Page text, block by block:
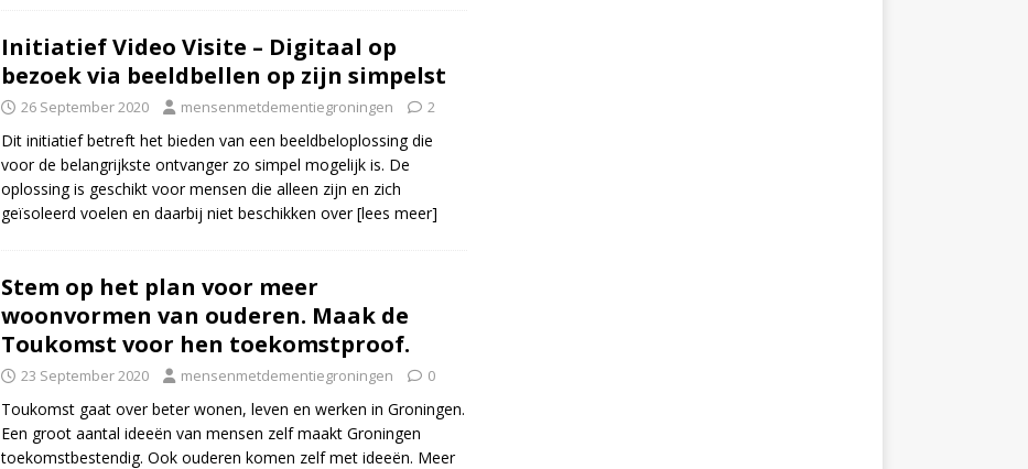
Initiatief Video Visite – Digitaal op
bezoek via beeldbellen op zijn simpelst
26 September 2020 mensenmetdementiegroningen 2
Dit initiatief betreft het bieden van een beeldbeloplossing die
voor de belangrijkste ontvanger zo simpel mogelijk is. De
oplossing is geschikt voor mensen die alleen zijn en zich
geïsoleerd voelen en daarbij niet beschikken over[lees meer]
Stem op het plan voor meer
woonvormen van ouderen. Maak de
Toukomst voor hen toekomstproof.
23 September 2020 mensenmetdementiegroningen 0
Toukomst gaat over beter wonen, leven en werken in Groningen.
Een groot aantal ideeën van mensen zelf maakt Groningen
toekomstbestendig. Ook ouderen komen zelf met ideeën. Meer